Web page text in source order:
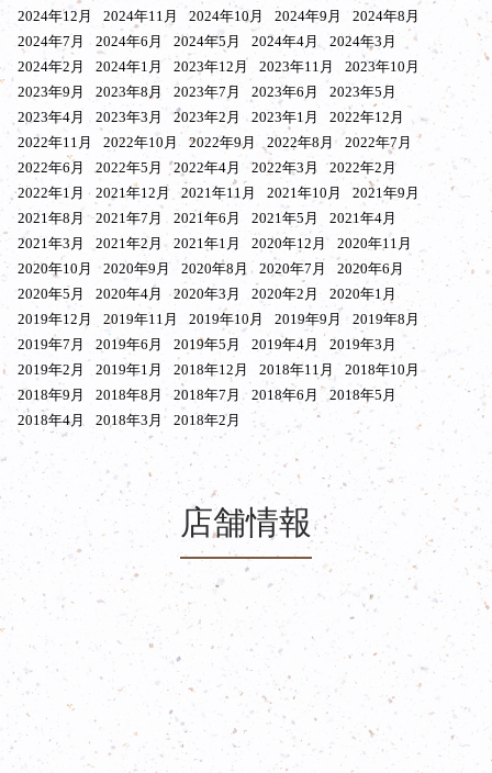
2024年12月
2024年11月 2024年10月 2024年9月
2024年8月
2024年7月
2024年6月 2024年5月 2024年4月
2024年3月
2024年2月
2024年1月 2023年12月 2023年11月
2023年10月
2023年9月
2023年8月 2023年7月 2023年6月
2023年5月
2023年4月
2023年3月 2023年2月 2023年1月
2022年12月
2022年11月
2022年10月 2022年9月 2022年8月
2022年7月
2022年6月
2022年5月 2022年4月 2022年3月
2022年2月
2022年1月
2021年12月 2021年11月 2021年10月
2021年9月
2021年8月
2021年7月 2021年6月 2021年5月
2021年4月
2021年3月
2021年2月 2021年1月 2020年12月
2020年11月
2020年10月
2020年9月 2020年8月 2020年7月
2020年6月
2020年5月
2020年4月 2020年3月 2020年2月
2020年1月
2019年12月
2019年11月 2019年10月 2019年9月
2019年8月
2019年7月
2019年6月 2019年5月 2019年4月
2019年3月
2019年2月
2019年1月 2018年12月 2018年11月
2018年10月
2018年9月
2018年8月 2018年7月 2018年6月
2018年5月
2018年4月
2018年3月 2018年2月
店舗情報